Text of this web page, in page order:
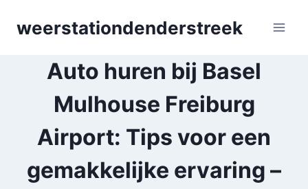
weerstationdenderstreek
Auto huren bij Basel
Mulhouse Freiburg
Airport: Tips voor een
gemakkelijke ervaring –